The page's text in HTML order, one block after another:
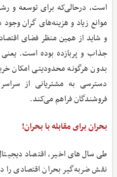
است، درحالی‌که برای توسعه و
موانع زیاد و هزینه‌های گران
و شاید از همین منظر فضای
جذاب و پربازده بوده است.
بدون هرگونه محدودیتی امکان
دسترسی به مشتریانی از
فروشندگان فراهم می‌کند.
بحران برای مقابله با بحران!
طی سال‌های اخیر، اقتصاد
نقش ضربه‌گیر بحران اقتصادی را